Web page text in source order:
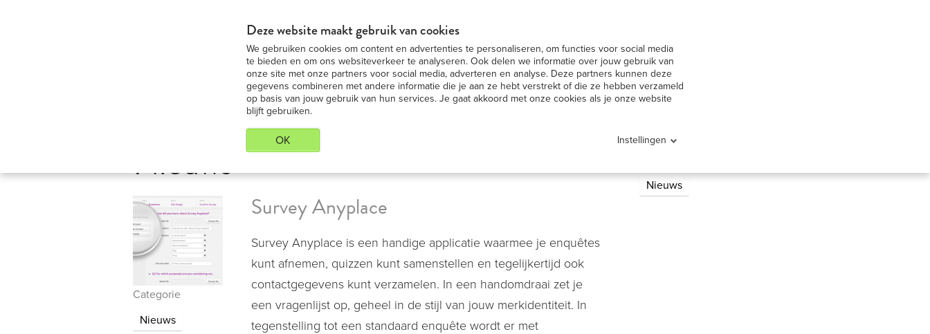
Deze website maakt gebruik van cookies
We gebruiken cookies om content en advertenties te personaliseren, om functies voor social media
te bieden en om ons websiteverkeer te analyseren. Ook delen we informatie over jouw gebruik van
onze site met onze partners voor social media, adverteren en analyse. Deze partners kunnen deze
gegevens combineren met andere informatie die je aan ze hebt verstrekt of die ze hebben verzameld
op basis van jouw gebruik van hun services. Je gaat akkoord met onze cookies als je onze website
blijft gebruiken.
OK Instellingen
iPad huren iPad modellen iPad nieuws Onze Service
Nieuws
Categorie
Nieuws
Survey Anyplace
Survey Anyplace is een handige applicatie waarmee je enquêtes
kunt afnemen, quizzen kunt samenstellen en tegelijkertijd ook
contactgegevens kunt verzamelen. In een handomdraai zet je
een vragenlijst op, geheel in de stijl van jouw merkidentiteit. In
tegenstelling tot een standaard enquête wordt er met
Nieuws